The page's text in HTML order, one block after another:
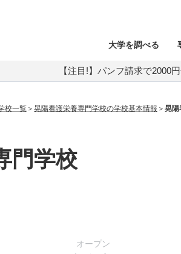
大学を調べる
【注目!】パンフ請求で2000
校一覧 晃陽看護栄養専門学校の学校基本情報 晃陽
門学校
オープン